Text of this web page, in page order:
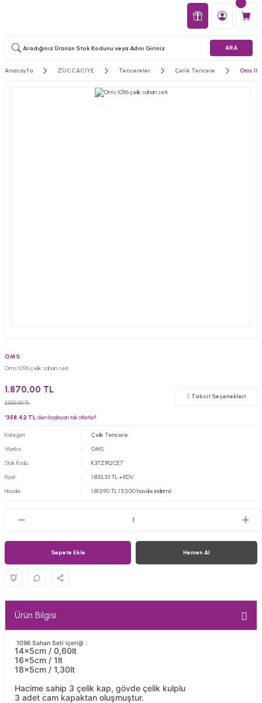
ARA
Anasayfa ZÜCCACİYE Tencereler Çelik Tencere Oms
OMS
Oms 1096 çelik sahan seti
1.870,00 TL
2.200,00 TL
Taksit Seçenekleri
*358,42 TL den başlayan taksitlerle!!
Kategori
Çelik Tencere
Marka
OMS
Stok Kodu
K37Z1R2CE7
Fiyat
1.833,33 TL + KDV
Havale
1.813,90 TL (%3,00 havale indirimi)
Sepete Ekle Hemen Al
Ürün Bilgisi
1096 Sahan Seti içeriği :
14x5cm / 0,60lt
16x5cm / 1lt
18x5cm / 1,30lt
Hacime sahip 3 çelik kap, gövde çelik kulplu
3 adet cam kapaktan oluşmuştur.